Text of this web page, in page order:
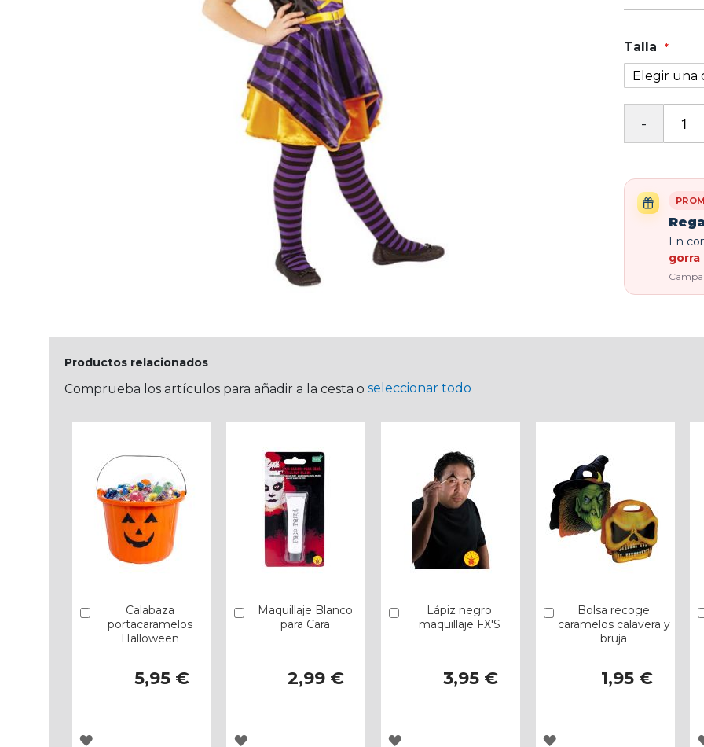
Talla
En
gorra
Productos relacionados
Comprueba los artículos para añadir a la cesta o seleccionar todo
Calabaza
portacaramelos
Halloween
5,95 €
Añadir
AGREGAR
Maquillaje Blanco
para Cara
2,99 €
Añadir
AGREGAR
Lápiz negro
maquillaje FX'S
3,95 €
Añadir
AGREGAR
Bolsa recoge
caramelos calavera y
bruja
1,95 €
Añadir
AGREGAR